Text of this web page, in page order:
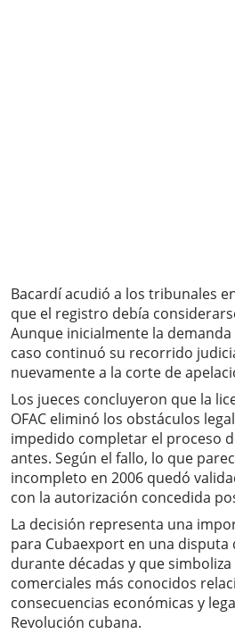
Bacardí acudió a los tribunales
que el registro debía
Aunque inicialmente la
caso continuó su recorrido
nuevamente a la corte de
Los jueces concluyeron que la
OFAC eliminó los obstáculos
impedido completar el proceso
antes. Según el fallo, lo que
incompleto en 2006 quedó
con la autorización concedida
La decisión representa una
para Cubaexport en una
durante décadas y que
comerciales más conocidos
consecuencias económicas y
Revolución cubana.